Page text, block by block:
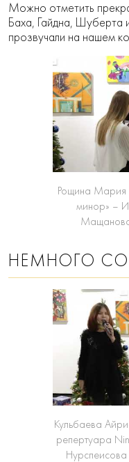
Можно отметить
Баха, Гайдна, Шуберта
прозвучали на нашем
Рощина Мария
минор» –
НЕМНОГО
Кульбаева
репертуара